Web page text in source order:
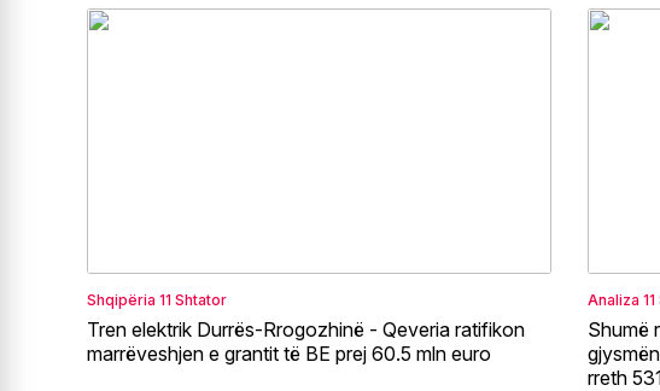
Shqipëria 11 Shtator
Tren elektrik Durrës-Rrogozhinë - Qeveria ratifikon
marrëveshjen e grantit të BE prej 60.5 mln euro
Analiza
Shumë
rreth